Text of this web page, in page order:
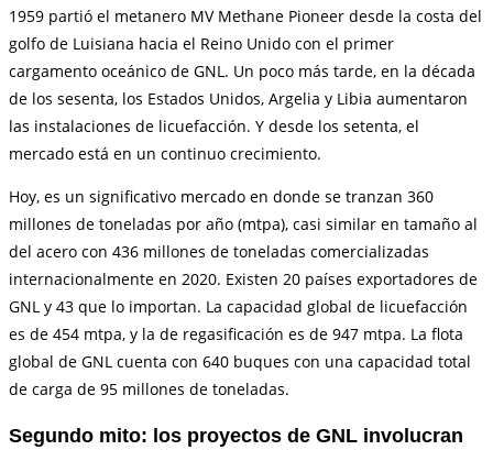
1959 partió el metanero MV Methane Pioneer desde la costa del
golfo de Luisiana hacia el Reino Unido con el primer
cargamento oceánico de GNL. Un poco más tarde, en la década
de los sesenta, los Estados Unidos, Argelia y Libia aumentaron
las instalaciones de licuefacción. Y desde los setenta, el
mercado está en un continuo crecimiento.
Hoy, es un significativo mercado en donde se tranzan 360
millones de toneladas por año (mtpa), casi similar en tamaño al
del acero con 436 millones de toneladas comercializadas
internacionalmente en 2020. Existen 20 países exportadores de
GNL y 43 que lo importan. La capacidad global de licuefacción
es de 454 mtpa, y la de regasificación es de 947 mtpa. La flota
global de GNL cuenta con 640 buques con una capacidad total
de carga de 95 millones de toneladas.
Segundo mito: los proyectos de GNL involucran